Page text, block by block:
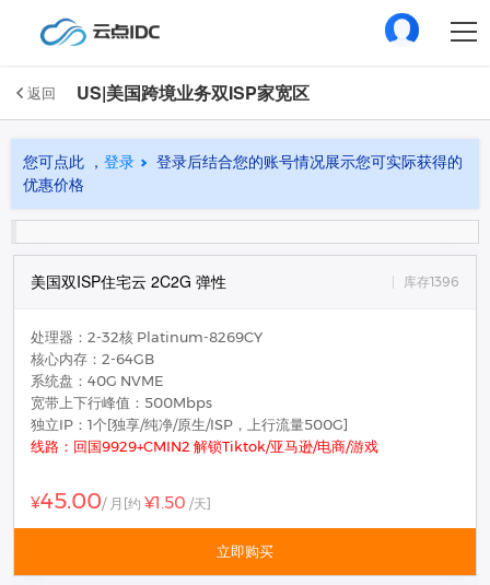
返回 US|美国跨境业务双ISP家宽区
您可点此 ， 登录
登录后结合您的账号情况展示您可实际获得的
优惠价格
美国双ISP住宅云 2C2G 弹性 库存1396
处理器：2-32核 Platinum-8269CY
核心内存：2-64GB
系统盘：40G NVME
宽带上下行峰值：500Mbps
独立IP：1个[独享/纯净/原生/ISP，上行流量500G]
线路：回国9929+CMIN2 解锁Tiktok/亚马逊/电商/游戏
¥45.00/ 月 [约 ¥1.50 /天]
立即购买